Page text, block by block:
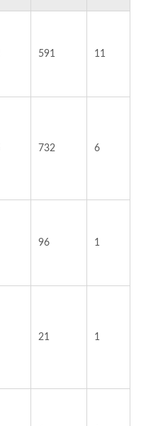
591 11
732 6
96 1
21 1